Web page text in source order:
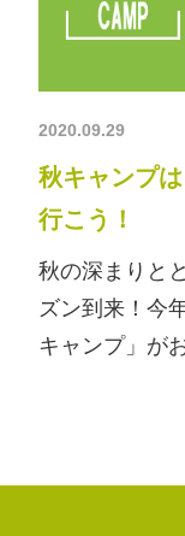
2020.09.29
秋キャンプ
行こう！
秋の深まりと
ズン到来！今
キャンプ」が